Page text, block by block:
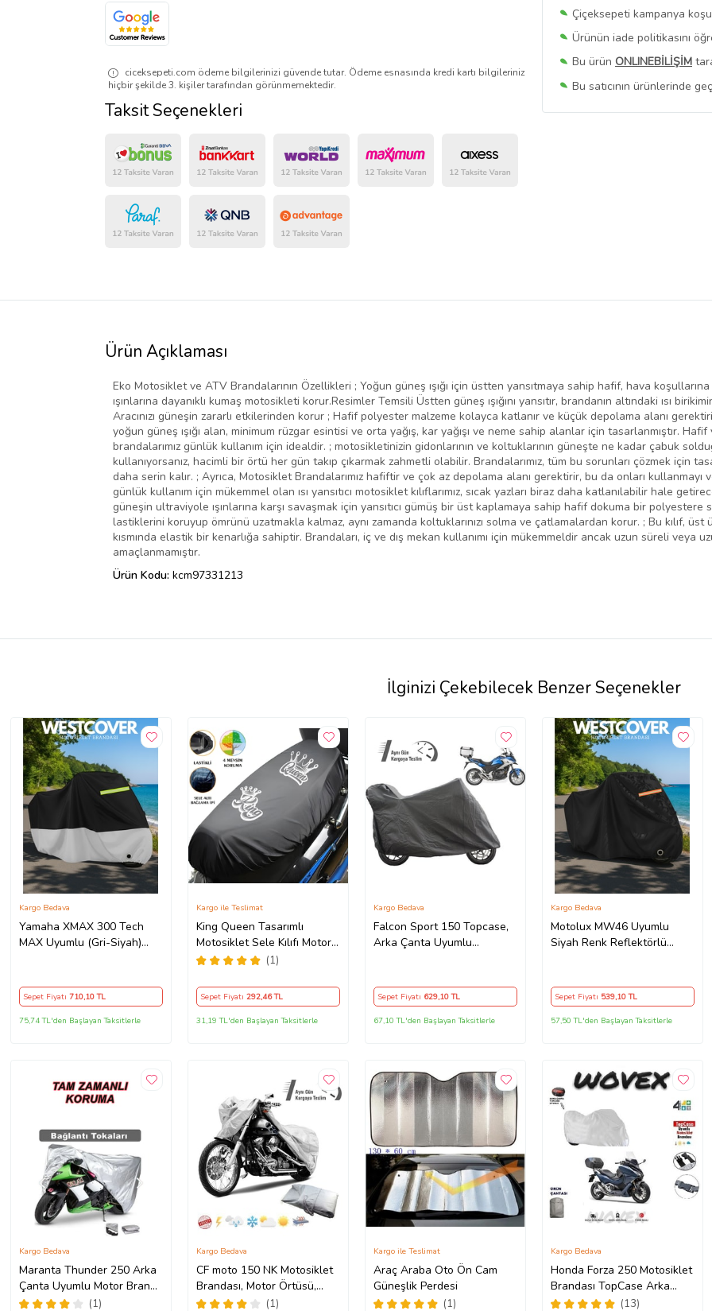
Çiçeksepeti kampanya
Ürünün iade politikasını
Bu ürün ONLINEBİLİŞİM
Bu satıcının ürünlerinde
Bu SatıcınınTüm
ciceksepeti.com ödeme bilgilerinizi güvende tutar. Ödeme esnasında kredi kartı bilgileriniz
hiçbir şekilde 3. kişiler tarafından görünmemektedir.
Taksit Seçenekleri
Ürün Açıklaması
Eko Motosiklet ve ATV Brandalarının Özellikleri ; Yoğun güneş ışığı için üstten yansıtmaya sahip hafif, hava
ışınlarına dayanıklı kumaş motosikleti korur.Resimler Temsili Üstten güneş ışığını yansıtır, brandanın altındaki ısı
Aracınızı güneşin zararlı etkilerinden korur ; Hafif polyester malzeme kolayca katlanır ve küçük depolama alanı
yoğun güneş ışığı alan, minimum rüzgar esintisi ve orta yağış, kar yağışı ve neme sahip alanlar için tasarlanmıştır. Hafif
brandalarımız günlük kullanım için idealdir. ; motosikletinizin gidonlarının ve koltuklarının güneşte ne kadar çabuk
kullanıyorsanız, hacimli bir örtü her gün takıp çıkarmak zahmetli olabilir. Brandalarımız, tüm bu sorunları çözmek için
daha serin kalır. ; Ayrıca, Motosiklet Brandalarımız hafiftir ve çok az depolama alanı gerektirir, bu da onları kullanmayı
günlük kullanım için mükemmel olan ısı yansıtıcı motosiklet kılıflarımız, sıcak yazları biraz daha katlanılabilir hale
güneşin ultraviyole ışınlarına karşı savaşmak için yansıtıcı gümüş bir üst kaplamaya sahip hafif dokuma bir polyestere
lastiklerini koruyup ömrünü uzatmakla kalmaz, aynı zamanda koltuklarınızı solma ve çatlamalardan korur. ; Bu kılıf,
kısmında elastik bir kenarlığa sahiptir. Brandaları, iç ve dış mekan kullanımı için mükemmeldir ancak uzun süreli veya
amaçlanmamıştır.
Ürün Kodu: kcm97331213
İlginizi Çekebilecek Benzer Seçenekler
Yamaha XMAX 300 Tech
MAX Uyumlu (Gri-Siyah)
Motor Örtüsü (Güvenlik
Kilidi ve Bağlantı Tokalı)
Kargo Bedava
Sepet Fiyatı 710,10 TL
75,74 TL'den Başlayan Taksitlerle
King Queen Tasarımlı
Motosiklet Sele Kılıfı Motor
Koltuk Brandası Siyah
(1)
Kargo ile Teslimat
Sepet Fiyatı 292,46 TL
31,19 TL'den Başlayan Taksitlerle
Falcon Sport 150 Topcase,
Arka Çanta Uyumlu
Kargo Bedava
Sepet Fiyatı 629,10 TL
67,10 TL'den Başlayan Taksitlerle
Motolux MW46 Uyumlu
Siyah Renk Reflektörlü
(Güvenlik Kilidi ve Bağlantı
Tokalı)
Kargo Bedava
Sepet Fiyatı 539,10 TL
57,50 TL'den Başlayan Taksitlerle
Maranta Thunder 250 Arka
Çanta Uyumlu Motor Branda
Örtü Miflonlu Premium 4
(1)
Kargo Bedava
CF moto 150 NK Motosiklet
Brandası, Motor Örtüsü,
Çadır
(1)
Kargo Bedava
Araç Araba Oto Ön Cam
Güneşlik Perdesi
(1)
Kargo ile Teslimat
Honda Forza 250 Motosiklet
Brandası TopCase Arka
Çanta Uyumlu Branda,Örtü
(13)
Kargo Bedava